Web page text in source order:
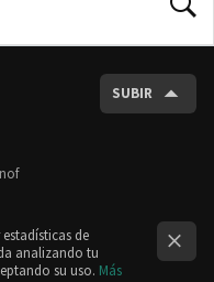
SUBIR
de
analizando tu
su uso. Más